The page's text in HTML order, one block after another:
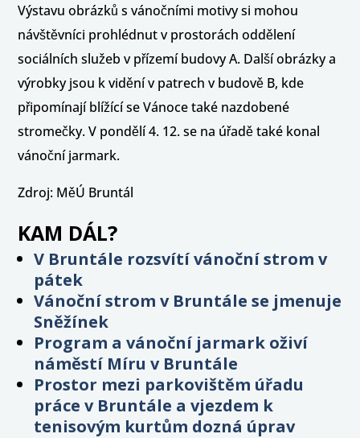
Výstavu obrázků s vánočními motivy si mohou
návštěvníci prohlédnut v prostorách oddělení
sociálních služeb v přízemí budovy A. Další obrázky a
výrobky jsou k vidění v patrech v budově B, kde
připomínají blížící se Vánoce také nazdobené
stromečky. V pondělí 4. 12. se na úřadě také konal
vánoční jarmark.
Zdroj: MěÚ Bruntál
KAM DÁL?
V Bruntále rozsvítí vánoční strom v
pátek
Vánoční strom v Bruntále se jmenuje
Sněžínek
Program a vánoční jarmark oživí
náměstí Míru v Bruntále
Prostor mezi parkovištěm úřadu
práce v Bruntále a vjezdem k
tenisovým kurtům dozná úprav